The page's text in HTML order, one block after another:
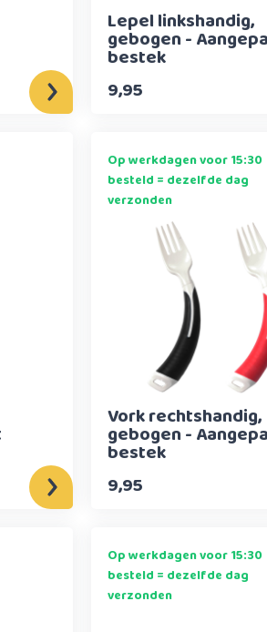
Lepel linkshandig,
gebogen -
bestek
9,95
Op werkdagen voor 15:30
besteld = dezelfde dag
verzonden
Vork rechtshandig,
gebogen -
bestek
9,95
Op werkdagen voor 15:30
besteld = dezelfde dag
verzonden